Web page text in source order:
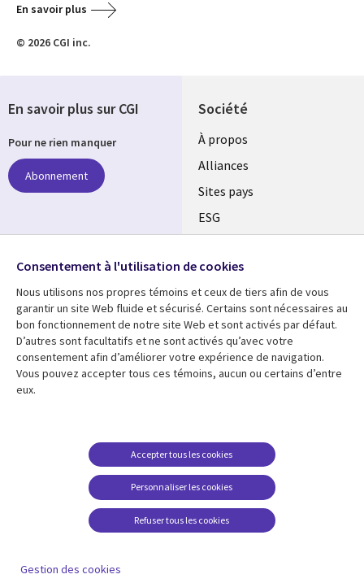
En savoir plus
© 2026 CGI inc.
Société
À propos
Alliances
Sites pays
ESG
Fusions
Salle de presse
Ressources
Articles
Études de cas
Baladodiffusions
Support
Restrictions et
conditions juridiques
Carrières FAQ
Centre de gestion des
En savoir plus sur CGI
Pour ne rien manquer
Abonnement
Suivez-nous
Social
Media
Global
FR
Consentement à l'utilisation de cookies
Nous utilisons nos propres témoins et ceux de tiers afin de vous
garantir un site Web fluide et sécurisé. Certains sont nécessaires au
bon fonctionnement de notre site Web et sont activés par défaut.
D’autres sont facultatifs et ne sont activés qu’avec votre
consentement afin d’améliorer votre expérience de navigation.
Vous pouvez accepter tous ces témoins, aucun ou certains d’entre
eux.
Personnaliser les cookies
Accepter tous les cookies
Refuser tous les cookies
Gestion des cookies